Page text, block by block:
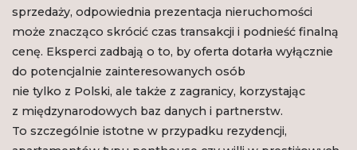
sprzedaży, odpowiednia prezentacja nieruchomości
może znacząco skrócić czas transakcji i podnieść finalną
cenę. Eksperci zadbają o to, by oferta dotarła wyłącznie
do potencjalnie zainteresowanych osób
nie tylko z Polski, ale także z zagranicy, korzystając
z międzynarodowych baz danych i partnerstw.
To szczególnie istotne w przypadku rezydencji,